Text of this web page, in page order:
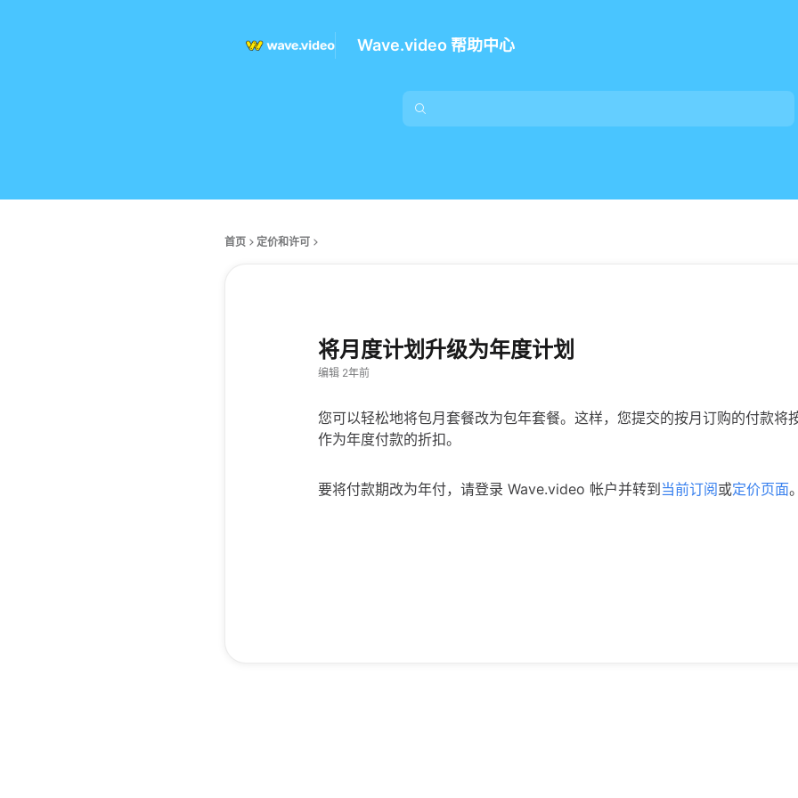
Wave.video 帮助中心
首页 定价和许可
将月度计划升级为年度计划
编辑 2年前
您可以轻松地将包月套餐改为包年套餐。这样，您提交的按月订购的付款将
作为年度付款的折扣。
要将付款期改为年付，请登录 Wave.video 帐户并转到 当前订阅或定价页面。